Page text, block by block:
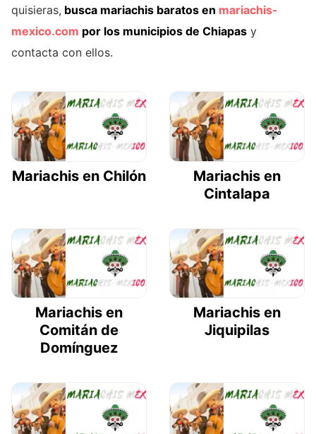
quisieras, busca mariachis baratos en mariachis-
mexico.com por los municipios de Chiapas y
contacta con ellos.
Mariachis en Chilón
Mariachis en
Cintalapa
Mariachis en
Comitán de
Domínguez
Mariachis en
Jiquipilas